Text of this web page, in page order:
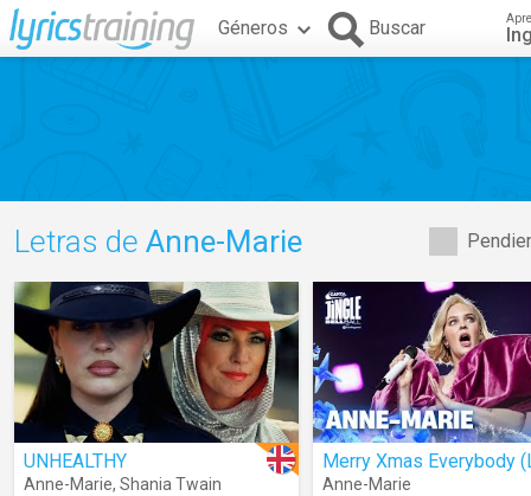
Géneros Buscar
Letras de Anne-Marie
UNHEALTHY
Anne-Marie, Shania Twain Anne-Marie